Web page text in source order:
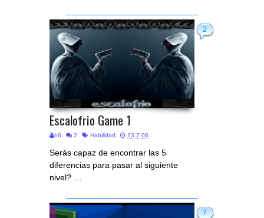
2
Escalofrio Game 1
bñ 2 Habilidad 23.7.08
Serás capaz de encontrar las 5
diferencias para pasar al siguiente
nivel? …
7